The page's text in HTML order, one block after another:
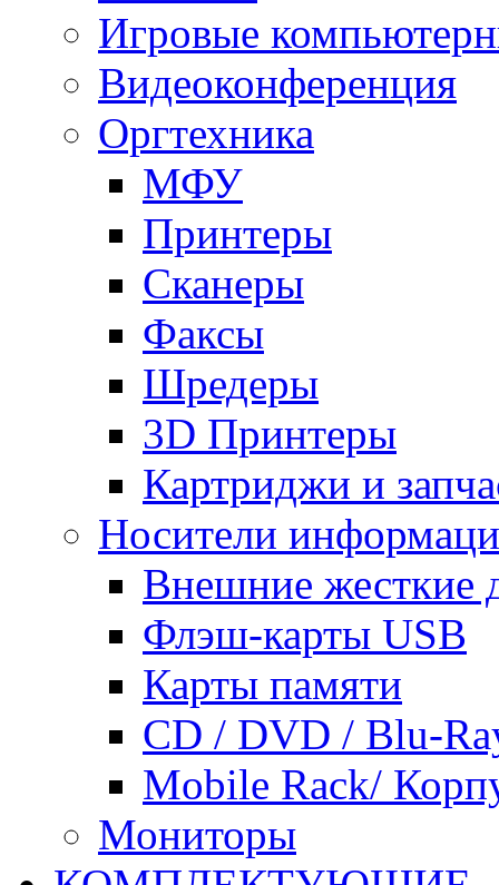
Игровые
Видеоконференция
Оргтехника
МФУ
Принтеры
Сканеры
Факсы
Шредеры
3D Принтеры
Картриджи и
Носители
Внешние жесткие
Флэш-карты USB
Карты памяти
CD / DVD / Blu-
Mobile Rack/
Мониторы